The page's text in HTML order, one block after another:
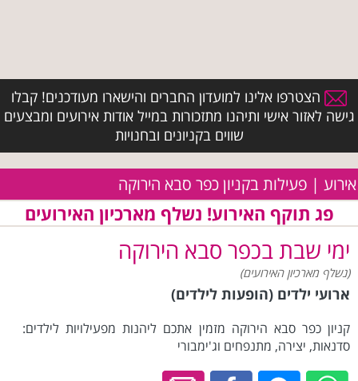
הצטרפו אלינו למועדון החברים והישארו מעודכנים! קבלו
גישה לאזור אישי ותיהנו מתזכורות במייל אודות אירועים ומבצעים
שווים בקניונים ובחנויות
אירוע | פעילות בקניון כפר סבא הירוקה
פג תוקף האירוע! נשלף מארכיון האירועים
ימי שבת בכפר סבא הירוקה
(נשלף מארכיון האירועים)
ארועי ילדים (הופעות לילדים)
קניון כפר סבא הירוקה מזמין אתכם ליהנות מפעילויות לילדים:
סדנאות, יצירה, מתנפחים וג'ימבורי